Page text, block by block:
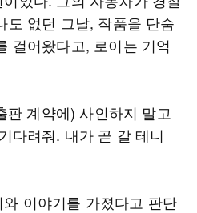
도 없던 그날, 작품을 단숨
걸어왔다고, 로이는 기억
판 계약에) 사인하지 말고
다려줘. 내가 곧 갈 테니
이야기를 가졌다고 판단